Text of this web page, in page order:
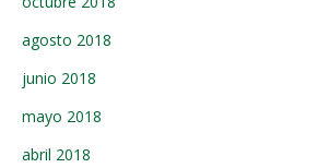
agosto 2018
junio 2018
mayo 2018
abril 2018